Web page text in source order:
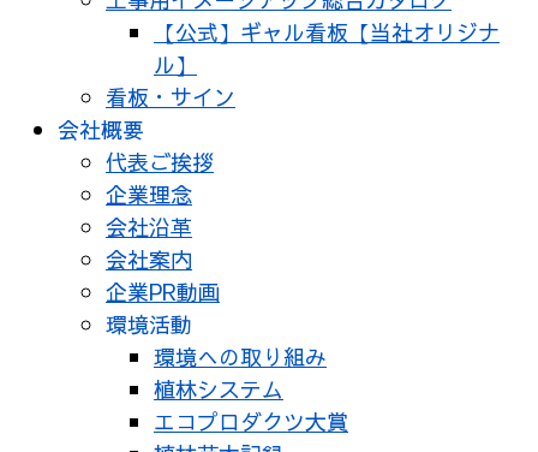
【公式】ギャル看板【当社オリジナ
ル】
看板・サイン
会社概要
代表ご挨拶
企業理念
会社沿革
会社案内
企業PR動画
環境活動
環境への取り組み
植林システム
エコプロダクツ大賞